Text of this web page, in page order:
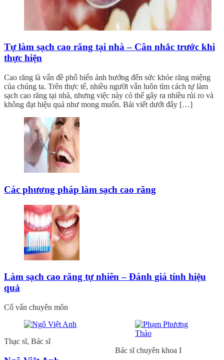
Tự làm sạch cao răng tại nhà – Cân nhắc trước khi
thực hiện
Cao răng là vấn đề phổ biến ảnh hưởng đến sức khỏe răng miệng
của chúng ta. Trên thực tế, nhiều người vẫn luôn tìm cách tự làm
sạch cao răng tại nhà, nhưng việc này có thể gây ra nhiều rủi ro và
không đạt hiệu quả như mong muốn. Bài viết dưới đây […]
Các phương pháp làm sạch cao răng
Làm sạch cao răng tự nhiên – Đánh giá tính hiệu
quả
Cố vấn chuyên môn
Thạc sĩ, Bác sĩ
Bác sĩ chuyên khoa I